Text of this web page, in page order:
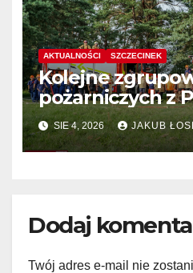
AKTUALNOŚCI SZCZECINEK
Kolejne
pożarniczych z
Niemiec w
SIE 4, 2026 JAKUB
Dodaj
Twój adres e-mail nie